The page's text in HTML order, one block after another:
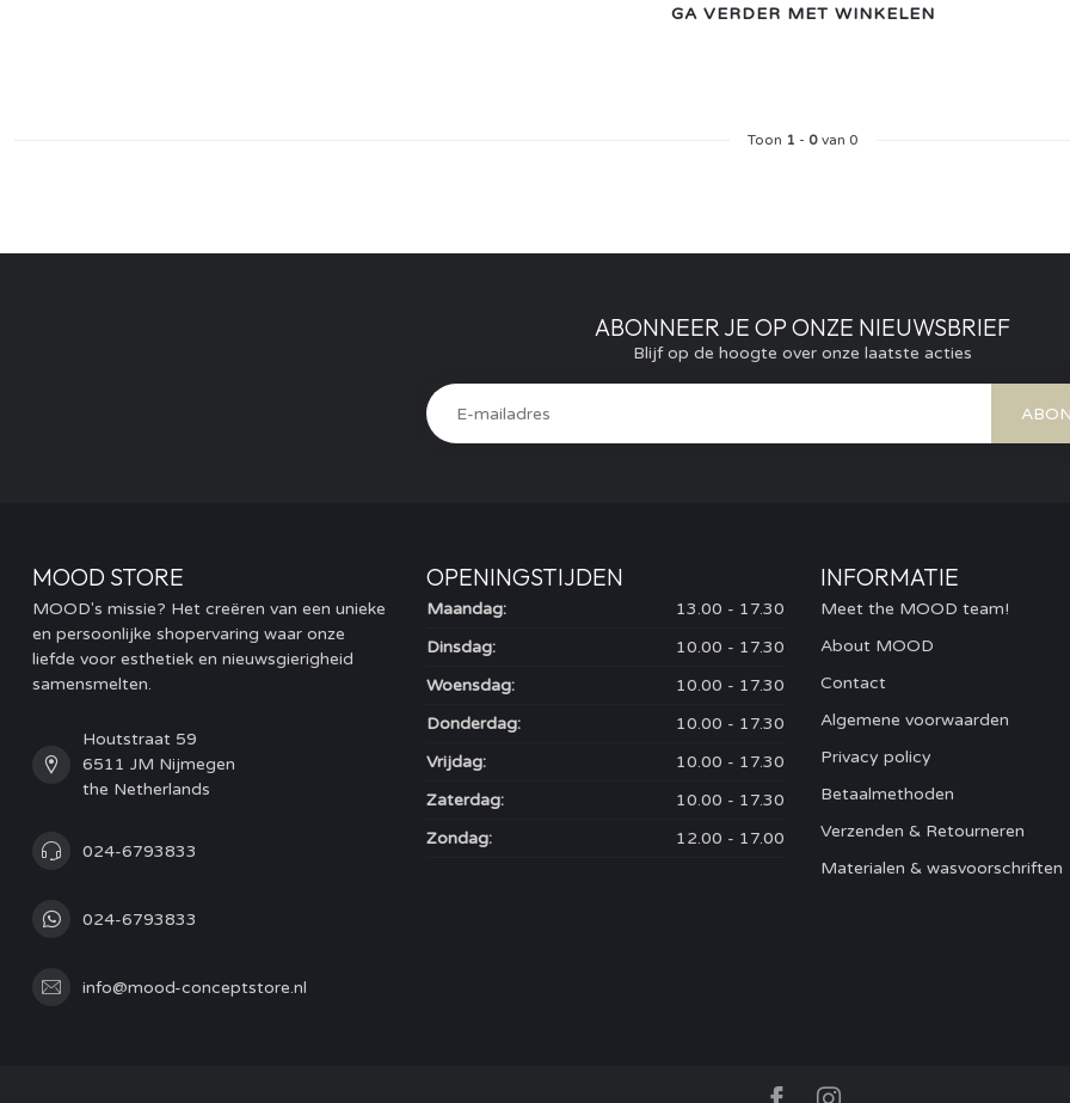
GA VERDER MET WINKELEN
Toon 1 - 0van 0
ABONNEER JE OP ONZE NIEUWSBRIEF
Blijf op de hoogte over onze laatste acties
MOOD STORE
MOOD's missie? Het creëren van een unieke
en persoonlijke shopervaring waar onze
liefde voor esthetiek en nieuwsgierigheid
samensmelten.
Houtstraat 59
6511 JM Nijmegen
the Netherlands
024-6793833
024-6793833
info@mood-conceptstore.nl
OPENINGSTIJDEN
Maandag:
13.00 - 17.30
Dinsdag:
10.00 - 17.30
Woensdag:
10.00 - 17.30
Donderdag:
10.00 - 17.30
Vrijdag:
10.00 - 17.30
Zaterdag:
10.00 - 17.30
Zondag:
12.00 - 17.00
INFORMATIE
Meet the MOOD team!
About MOOD
Contact
Algemene voorwaarden
Privacy policy
Betaalmethoden
Verzenden & Retourneren
Materialen & wasvoorschriften